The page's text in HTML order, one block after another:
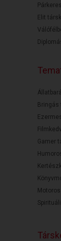
Elit
Bringás
Gamer